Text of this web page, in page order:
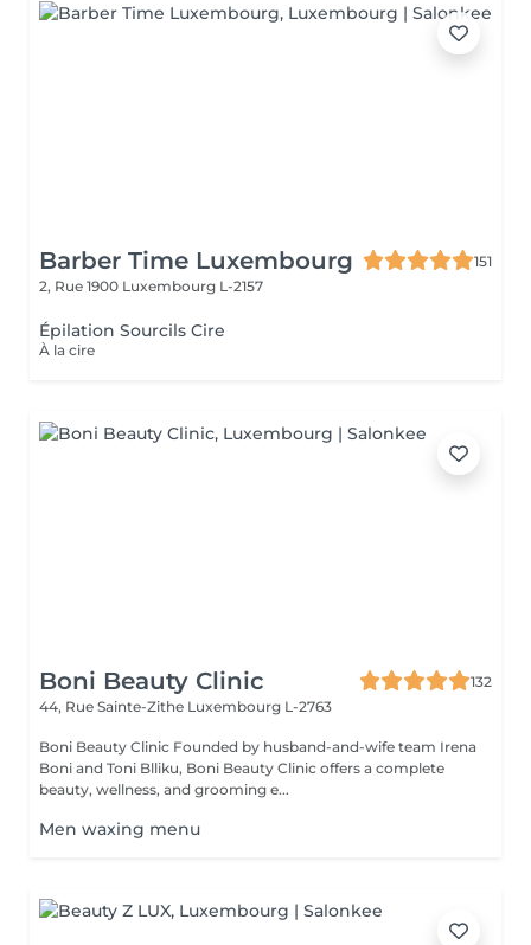
Barber Time Luxembourg
151
2, Rue 1900 Luxembourg L-2157
Épilation Sourcils Cire
À la cire
Boni Beauty Clinic
132
44, Rue Sainte-Zithe Luxembourg L-2763
Boni Beauty Clinic Founded by husband-and-wife team Irena
Boni and Toni Blliku, Boni Beauty Clinic offers a complete
beauty, wellness, and grooming e...
Men waxing menu